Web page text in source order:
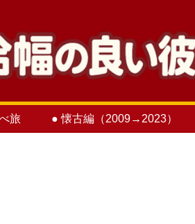
旅 ● 懐古編（2009→2023）